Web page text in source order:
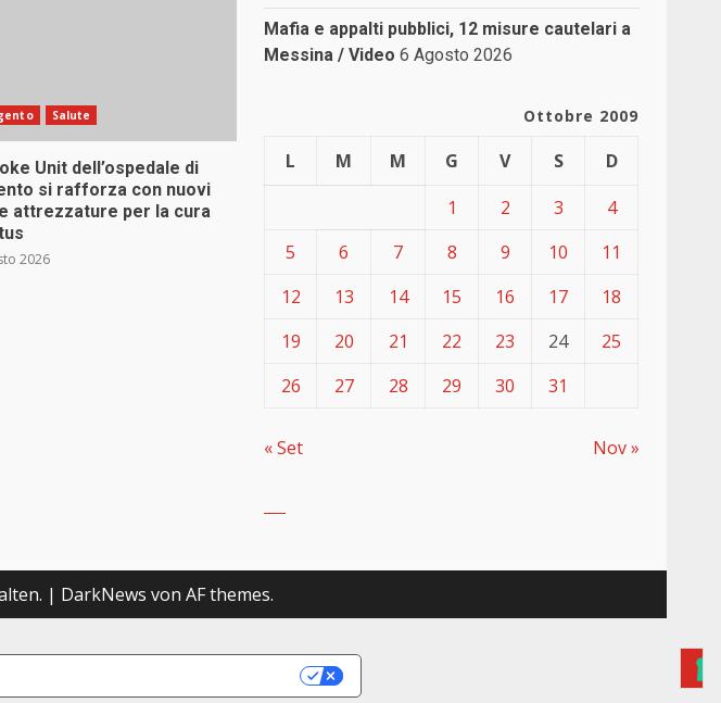
Salute
Unit dell’ospedale di
si rafforza con nuovi
attrezzature per la cura
2026
Mafia e appalti pubblici, 12 misure cautelari a
Messina / Video 6 Agosto 2026
Ottobre 2009
L M M G V S
D
1
2 3
4
5
6 7 8 9 10
11
12
13 14 15 16 17
18
19
20 21 22 23 24
25
26
27 28 29 30 31
« Set Nov »
| DarkNews von AF themes.